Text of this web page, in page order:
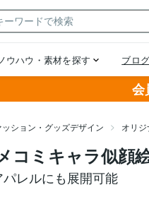
会
ッション・グッズデザイン オリ
コミキャラ似顔
レルにも展開可能